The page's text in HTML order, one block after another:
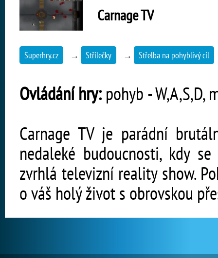
Carnage TV
Superhry.cz → Střílečky → Střelba na pohyblivý cíl
Ovládání hry: pohyb - W,A,S,D,
Carnage TV je parádní
nedaleké budoucnosti, kdy
zvrhlá televizní reality show.
o váš holý život s obrovskou